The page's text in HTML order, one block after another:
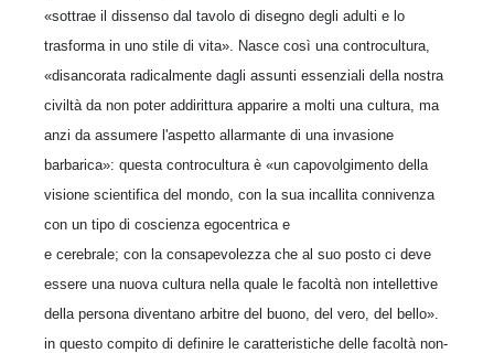
«sottrae il dissenso dal tavolo di disegno degli adulti e lo
trasforma in uno stile di vita». Nasce così una controcultura,
«disancorata radicalmente dagli assunti essenziali della nostra
civiltà da non poter addirittura apparire a molti una cultura, ma
anzi da assumere l'aspetto allarmante di una invasione
barbarica»: questa controcultura è «un capovolgimento della
visione scientifica del mondo, con la sua incallita connivenza
con un tipo di coscienza egocentrica e
e cerebrale; con la consapevolezza che al suo posto ci deve
essere una nuova cultura nella quale le facoltà non intellettive
della persona diventano arbitre del buono, del vero, del bello».
in questo compito di definire le caratteristiche delle facoltà non-